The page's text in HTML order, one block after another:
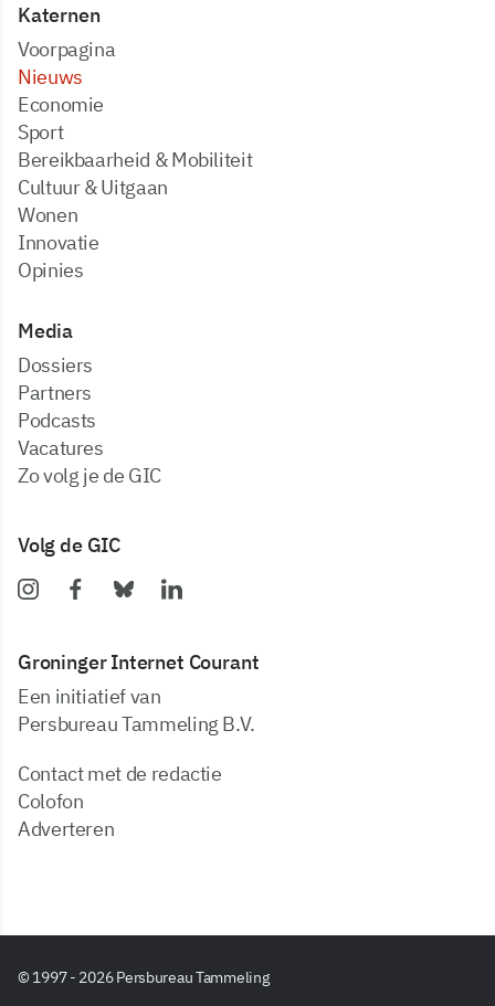
Katernen
Voorpagina
Nieuws
Economie
Sport
Bereikbaarheid & Mobiliteit
Cultuur & Uitgaan
Wonen
Innovatie
Opinies
Media
dossiers
partners
podcasts
vacatures
zo volg je de GIC
Volg de GIC
Groninger Internet Courant
Een initiatief van
Persbureau Tammeling B.V.
Contact met de redactie
Colofon
Adverteren
© 1997 - 2026 Persbureau Tammeling